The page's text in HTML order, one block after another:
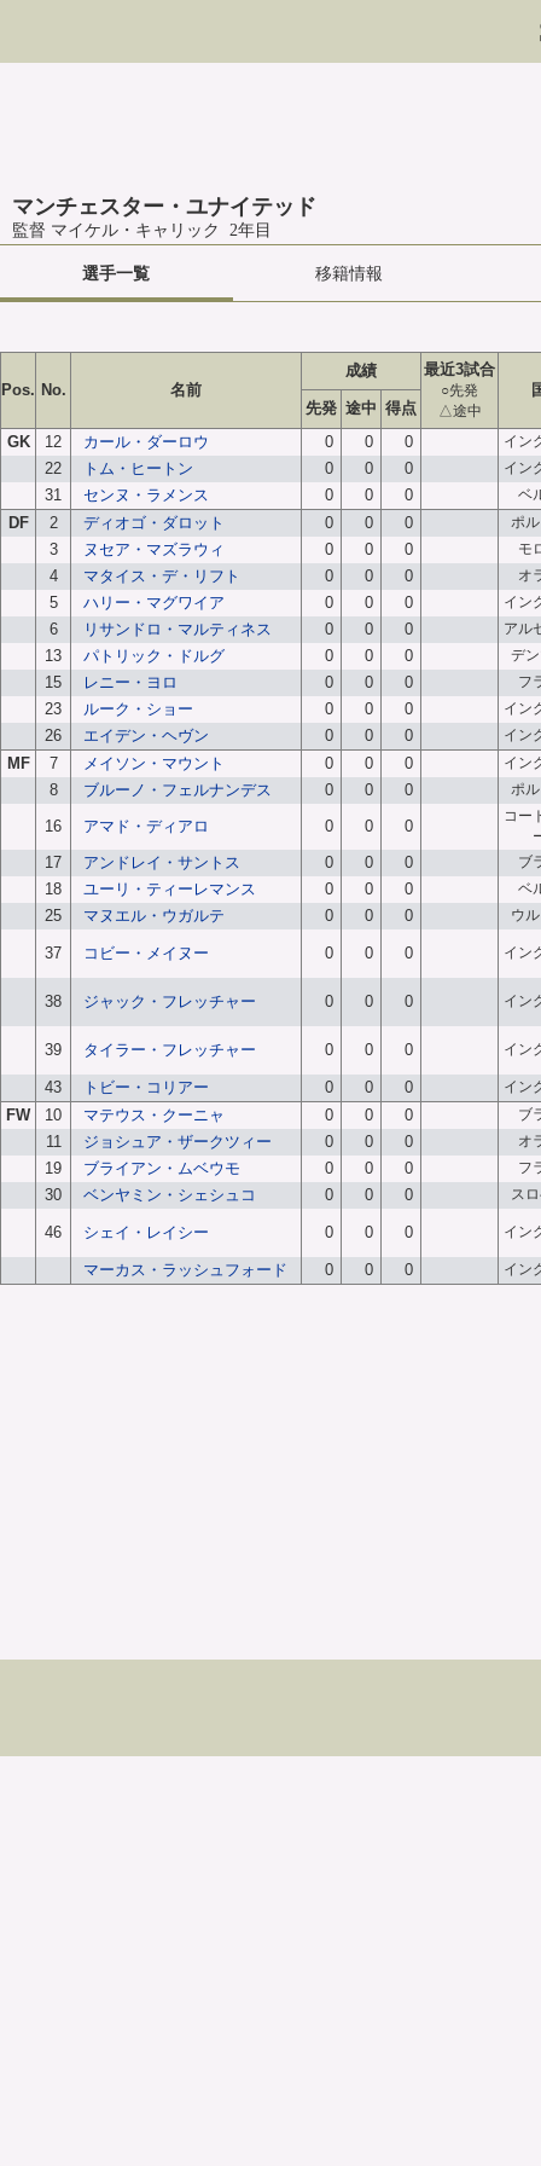
マンチェスター・ユナイテッド
監督 マイケル・キャリック 2年目
選手一覧 移籍情報
Pos. No. 名前
成績 最近3試合
○先発
△途中
先発 途中 得点
GK
12 カール・ダーロウ 0 0 0 イン
22 トム・ヒートン 0 0 0 イン
31 センヌ・ラメンス 0 0 0 ベ
DF 2 ディオゴ・ダロット 0 0 0 ポ
3 ヌセア・マズラウィ 0 0 0 モ
4 マタイス・デ・リフト 0 0 0 オ
5 ハリー・マグワイア 0 0 0 イン
6 リサンドロ・マルティネス 0 0 0 アル
13 パトリック・ドルグ 0 0 0 デ
15 レニー・ヨロ 0 0 0 フ
23 ルーク・ショー 0 0 0 イン
26 エイデン・ヘヴン 0 0 0 イン
MF 7 メイソン・マウント 0 0 0 イン
8 ブルーノ・フェルナンデス 0 0 0 ポ
16 アマド・ディアロ 0 0 0
コー
17 アンドレイ・サントス 0 0 0 ブ
18 ユーリ・ティーレマンス 0 0 0 ベ
25 マヌエル・ウガルテ 0 0 0 ウ
37 コビー・メイヌー 0 0 0 イン
38 ジャック・フレッチャー 0 0 0 イン
39 タイラー・フレッチャー 0 0 0 イン
43 トビー・コリアー 0 0 0 イン
FW 10 マテウス・クーニャ 0 0 0 ブ
11 ジョシュア・ザークツィー 0 0 0 オ
19 ブライアン・ムベウモ 0 0 0 フ
30 ベンヤミン・シェシュコ 0 0 0 ス
46 シェイ・レイシー 0 0 0 イン
マーカス・ラッシュフォード 0 0 0 イン